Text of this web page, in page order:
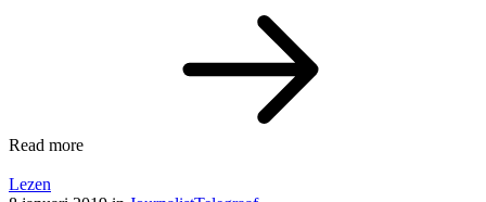
Read more
Lezen